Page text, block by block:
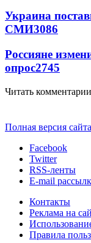
Украина
СМИ3086
Россияне
опрос2745
Читать комментарии
Полная версия сайта
Facebook
Twitter
RSS-ленты
E-mail
Контакты
Реклама на
Правила